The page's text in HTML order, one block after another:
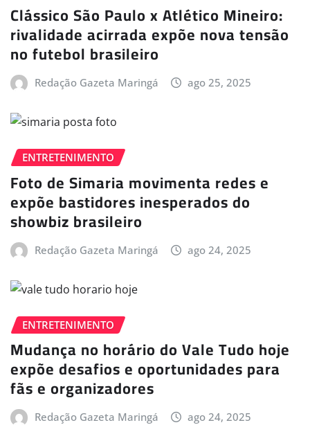
Clássico São Paulo x Atlético Mineiro:
rivalidade acirrada expõe nova tensão
no futebol brasileiro
Redação Gazeta Maringá ago 25, 2025
ENTRETENIMENTO
Foto de Simaria movimenta redes e
expõe bastidores inesperados do
showbiz brasileiro
Redação Gazeta Maringá ago 24, 2025
ENTRETENIMENTO
Mudança no horário do Vale Tudo hoje
expõe desafios e oportunidades para
fãs e organizadores
Redação Gazeta Maringá ago 24, 2025